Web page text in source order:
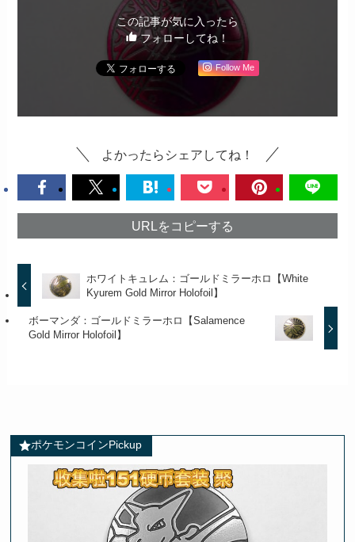
この記事が気に入ったら
フォローしてね！
Follow Me
よかったらシェアしてね！
URLをコピーする
ホワイトキュレム：ゴールドミラーホロ【White
Kyurem Gold Mirror Holofoil】
ボーマンダ：ゴールドミラーホロ【Salamence
Gold Mirror Holofoil】
ポケモンコインPickup